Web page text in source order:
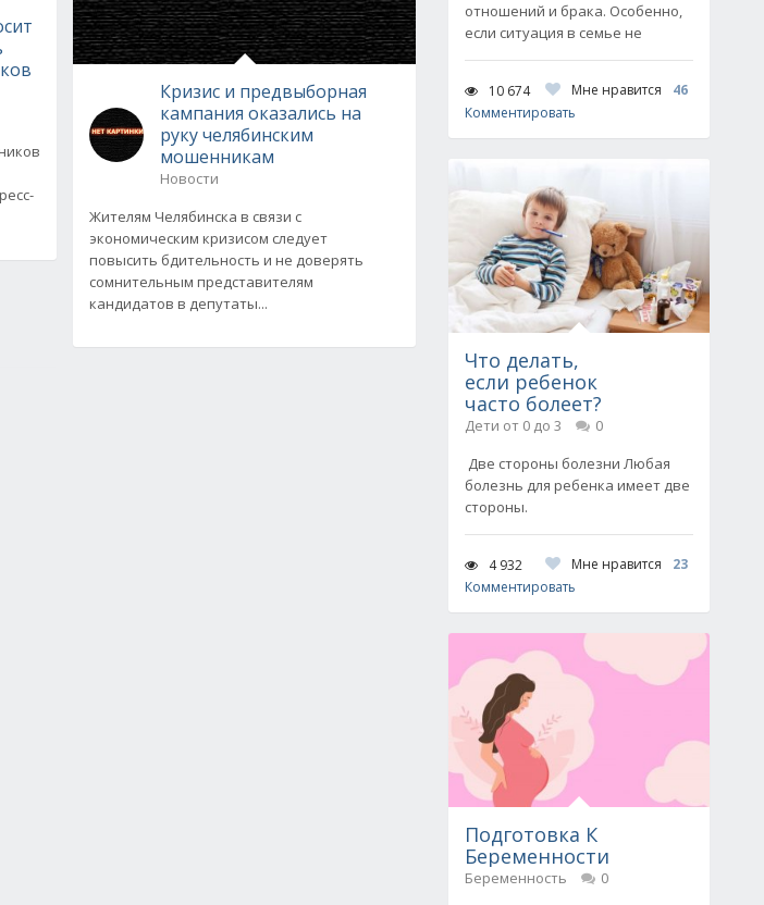
Кризис и предвыборная
кампания оказались на
руку челябинским
мошенникам
Новости
Жителям Челябинска в связи с
экономическим кризисом следует
повысить бдительность и не доверять
сомнительным представителям
кандидатов в депутаты...
отношений и брака. Особенно,
если ситуация в семье не
10 674 Мне нравится
46
Комментировать
Что делать,
если ребенок
часто болеет?
Дети от 0 до 3
0
Две стороны болезни Любая
болезнь для ребенка имеет две
стороны.
4 932 Мне нравится
23
Комментировать
Подготовка К
Беременности
Беременность
0